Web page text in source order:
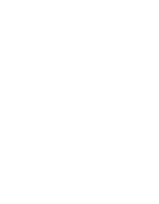
проекта и подбор